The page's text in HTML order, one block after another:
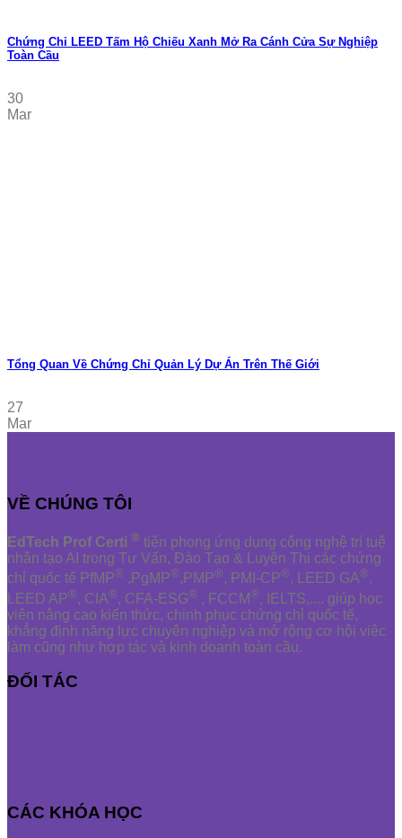
Chứng Chỉ LEED Tấm Hộ Chiếu Xanh Mở Ra Cánh Cửa Sự Nghiệp
Toàn Cầu
30
Mar
Tổng Quan Về Chứng Chỉ Quản Lý Dự Án Trên Thế Giới
27
Mar
VỀ CHÚNG TÔI
EdTech Prof Certi ® tiên phong ứng dụng công nghệ trí tuệ
nhân tạo AI trong Tư Vấn, Đào Tạo & Luyện Thi các chứng
chỉ quốc tế PfMP® ,PgMP®,PMP®, PMI-CP®, LEED GA®,
LEED AP®, CIA®, CFA-ESG® , FCCM®, IELTS,.... giúp học
viên nâng cao kiến thức, chinh phục chứng chỉ quốc tế,
khẳng định năng lực chuyên nghiệp và mở rộng cơ hội việc
làm cũng như hợp tác và kinh doanh toàn cầu.
ĐỐI TÁC
CÁC KHÓA HỌC